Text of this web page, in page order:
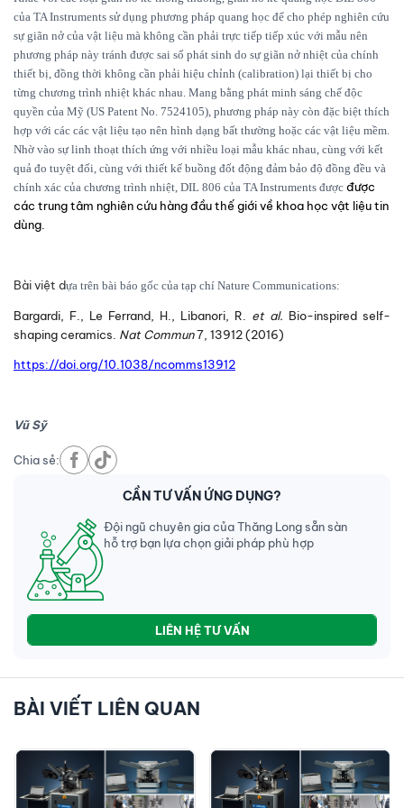
của TA Instruments sử dụng phương pháp quang học để cho phép nghiên cứu
sự giãn nở của vật liệu mà không cần phải trực tiếp tiếp xúc với mẫu nên
phương pháp này tránh được sai số phát sinh do sự giãn nở nhiệt của chính
thiết bị, đồng thời không cần phải hiệu chỉnh (calibration) lại thiết bị cho
từng chương trình nhiệt khác nhau. Mang bằng phát minh sáng chế độc
quyền của Mỹ (US Patent No. 7524105), phương pháp này còn đặc biệt thích
hợp với các các vật liệu tạo nên hình dạng bất thường hoặc các vật liệu mềm.
Nhờ vào sự linh thoạt thích ứng với nhiều loại mẫu khác nhau, cùng với kết
quả đo tuyệt đối, cùng với thiết kế buồng đốt động đảm bảo độ đồng đều và
chính xác của chương trình nhiệt, DIL 806 của TA Instruments được được
các trung tâm nghiên cứu hàng đầu thế giới về khoa học vật liệu tin
dùng.
Bài việt dựa trên bài báo gốc của tạp chí Nature Communications:
Bargardi, F., Le Ferrand, H., Libanori, R. et al. Bio-inspired self-
shaping ceramics. Nat Commun7, 13912 (2016)
https://doi.org/10.1038/ncomms13912
Vũ Sỹ
Chia sẻ:
CẦN TƯ VẤN ỨNG DỤNG?
Đội ngũ chuyên gia của Thăng Long sẵn sàn
hỗ trợ bạn lựa chọn giải pháp phù hợp
LIÊN HỆ TƯ VẤN
BÀI VIẾT LIÊN QUAN